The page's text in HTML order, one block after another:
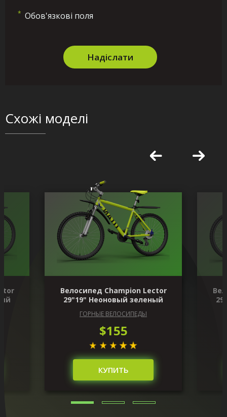
* Обов'язкові поля
Надіслати
Схожі моделі
Велосипед Champion Lector
29"19" Неоновый зеленый
ГОРНЫЕ ВЕЛОСИПЕДЫ
$155
КУПИТЬ